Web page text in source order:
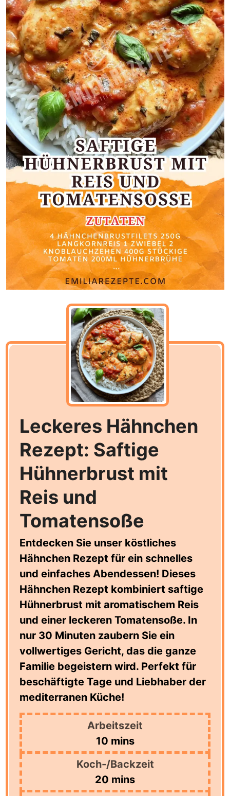
Leckeres Hähnchen
Rezept: Saftige
Hühnerbrust mit
Reis und
Tomatensoße
Entdecken Sie unser köstliches
Hähnchen Rezept für ein schnelles
und einfaches Abendessen! Dieses
Hähnchen Rezept kombiniert saftige
Hühnerbrust mit aromatischem Reis
und einer leckeren Tomatensoße. In
nur 30 Minuten zaubern Sie ein
vollwertiges Gericht, das die ganze
Familie begeistern wird. Perfekt für
beschäftigte Tage und Liebhaber der
mediterranen Küche!
Arbeitszeit
10minutes
mins
Koch-/Backzeit
20 minutes
mins